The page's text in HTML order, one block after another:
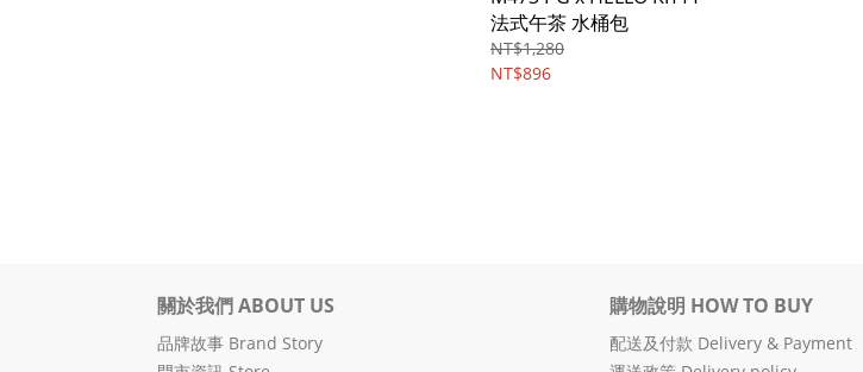
法式午茶 水桶包
NT$1,280
NT$896
關於我們 ABOUT US
品牌故事 Brand Story
購物說明 HOW TO BUY
配送及付款 Delivery & Payment